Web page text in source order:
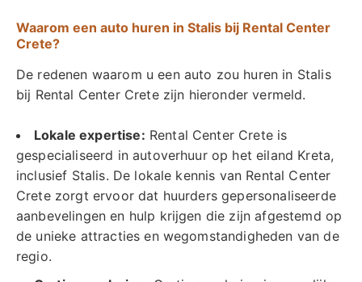
Waarom een auto huren in Stalis bij Rental Center
Crete?
De redenen waarom u een auto zou huren in Stalis
bij Rental Center Crete zijn hieronder vermeld.
Lokale expertise: Rental Center Crete is
gespecialiseerd in autoverhuur op het eiland Kreta,
inclusief Stalis. De lokale kennis van Rental Center
Crete zorgt ervoor dat huurders gepersonaliseerde
aanbevelingen en hulp krijgen die zijn afgestemd op
de unieke attracties en wegomstandigheden van de
regio.